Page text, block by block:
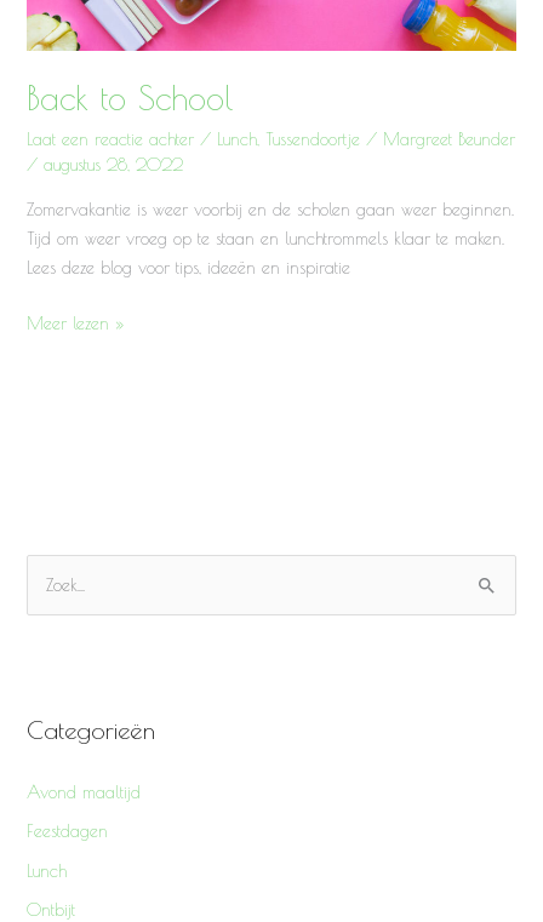
Back to School
Laat een reactie achter / Lunch Tussendoortje / Margreet Beunder
/augustus 28, 2022
Zomervakantie is weer voorbij en de scholen gaan weer beginnen.
Tijd om weer vroeg op te staan en lunchtrommels klaar te maken.
Lees deze blog voor tips, ideeën en inspiratie
Meer lezen »
n
a
r
:
Categorieën
Avond maaltijd
Feestdagen
Lunch
Ontbijt